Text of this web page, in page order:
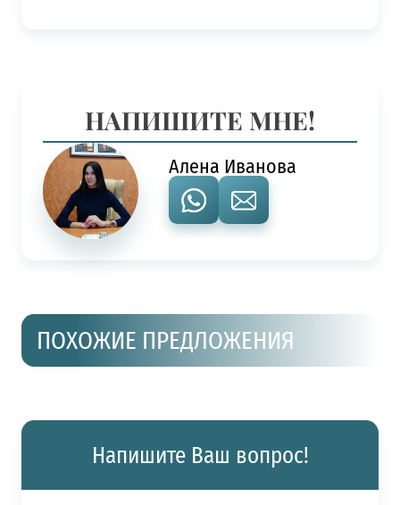
НАПИШИТЕ МНЕ!
Алена Иванова
ПОХОЖИЕ ПРЕДЛОЖЕНИЯ
Напишите Ваш вопрос!